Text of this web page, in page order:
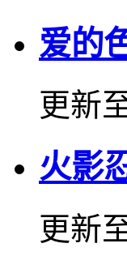
爱的
更新
火影
更新